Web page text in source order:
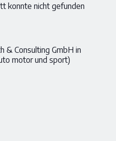
konnte nicht gefunden
& Consulting GmbH in
motor und sport)